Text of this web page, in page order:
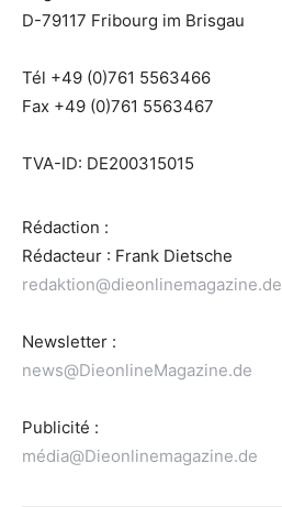
D-79117 Fribourg im Brisgau
Tél +49 (0)761 5563466
Fax +49 (0)761 5563467
TVA-ID: DE200315015
Rédaction :
Rédacteur : Frank Dietsche
redaktion@dieonlinemagazine.de
Newsletter :
news@DieonlineMagazine.de
Publicité :
média@Dieonlinemagazine.de